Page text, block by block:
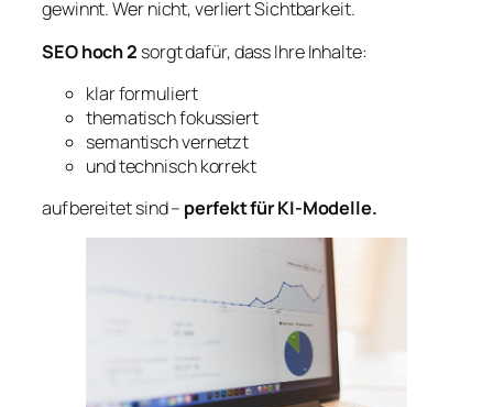
gewinnt. Wer nicht, verliert Sichtbarkeit.
SEO hoch 2 sorgt dafür, dass Ihre Inhalte:
klar formuliert
thematisch fokussiert
semantisch vernetzt
und technisch korrekt
aufbereitet sind – perfekt für KI-Modelle.